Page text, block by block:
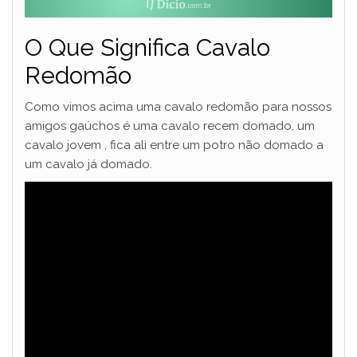
e
o
O Que Significa Cavalo
Redomão
Como vimos acima uma cavalo redomão para nossos
amigos gaúchos é uma cavalo recem domado, um
cavalo jovem , fica ali entre um potro não domado a
um cavalo já domado.